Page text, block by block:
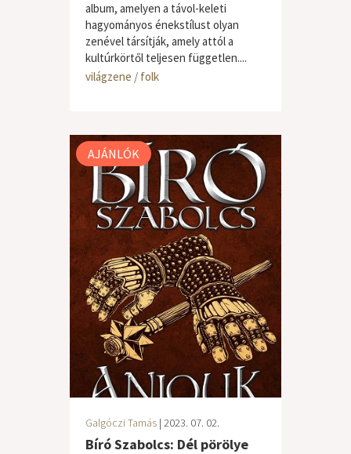
album, amelyen a távol-keleti
hagyományos énekstílust olyan
zenével társítják, amely attól a
kultúrkörtől teljesen független....
világzene / folk
AJÁNLÓK
Galgóczi Tamás | 2023. 07. 02.
Bíró Szabolcs: Dél pörölye